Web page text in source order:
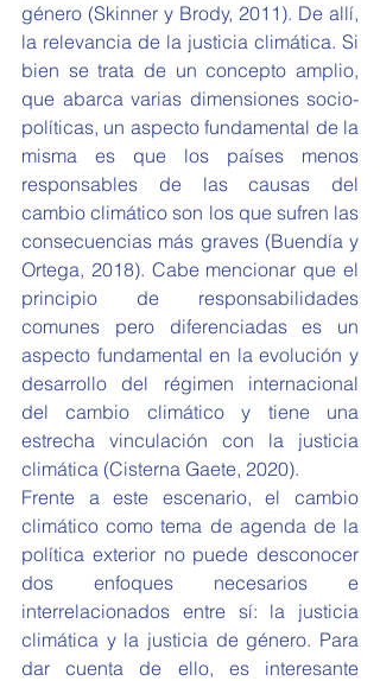
género (Skinner y Brody, 2011). De allí,
la relevancia de la justicia climática. Si
bien se trata de un concepto amplio,
que abarca varias dimensiones socio-
políticas, un aspecto fundamental de la
misma es que los países menos
responsables de las causas del
cambio climático son los que sufren las
consecuencias más graves (Buendía y
Ortega, 2018). Cabe mencionar que el
principio de responsabilidades
comunes pero diferenciadas es un
aspecto fundamental en la evolución y
desarrollo del régimen internacional
del cambio climático y tiene una
estrecha vinculación con la justicia
climática (Cisterna Gaete, 2020).
Frente a este escenario, el cambio
climático como tema de agenda de la
política exterior no puede desconocer
dos enfoques necesarios e
interrelacionados entre sí: la justicia
climática y la justicia de género. Para
dar cuenta de ello, es interesante